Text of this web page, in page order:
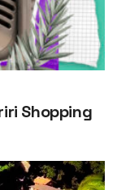
Shopping